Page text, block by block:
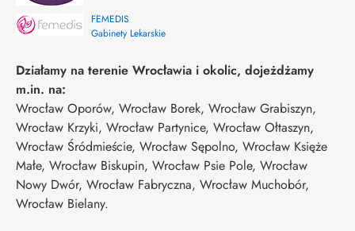
FEMEDIS
Gabinety Lekarskie
Działamy na terenie Wrocławia i okolic, dojeżdżamy
m.in. na:
Wrocław Oporów, Wrocław Borek, Wrocław Grabiszyn,
Wrocław Krzyki, Wrocław Partynice, Wrocław Ołtaszyn,
Wrocław Śródmieście, Wrocław Sępolno, Wrocław Księże
Małe, Wrocław Biskupin, Wrocław Psie Pole, Wrocław
Nowy Dwór, Wrocław Fabryczna, Wrocław Muchobór,
Wrocław Bielany.